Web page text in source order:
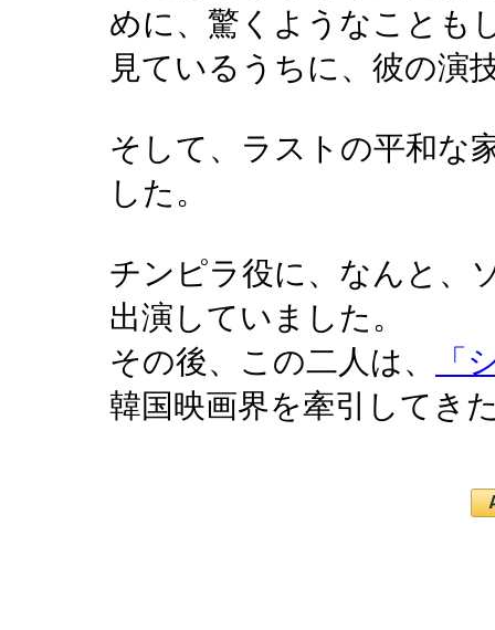
めに、驚くようなことも
見ているうちに、彼の演
そして、ラストの平和な
した。
チンピラ役に、なんと、
出演していました。
その後、この二人は、
「
韓国映画界を牽引してき